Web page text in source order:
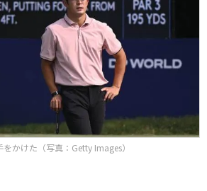
かけた（写真：Getty Images）